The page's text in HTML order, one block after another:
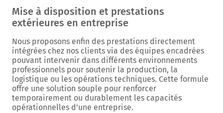
Mise à disposition et prestations
extérieures en entreprise
Nous proposons enfin des prestations directement
intégrées chez nos clients via des équipes encadrées
pouvant intervenir dans différents environnements
professionnels pour soutenir la production, la
logistique ou les opérations techniques. Cette formule
offre une solution souple pour renforcer
temporairement ou durablement les capacités
opérationnelles d’une entreprise.